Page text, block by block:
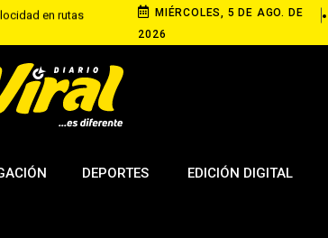
en rutas
final del fútbol 8
MIÉRCOLES, 5 DE AGO. DE
2026
DEPORTES EDICIÓN DIGITAL